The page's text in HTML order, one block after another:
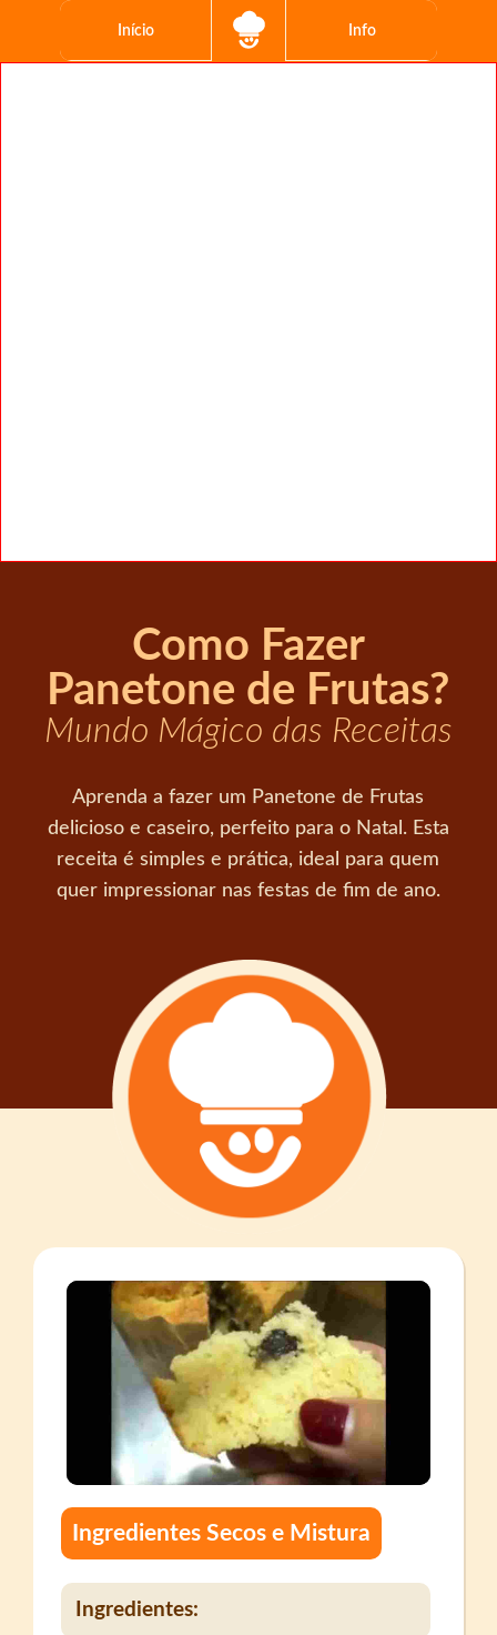
Início Info
Como Fazer
Panetone de Frutas?
Mundo Mágico das Receitas
Aprenda a fazer um Panetone de Frutas
delicioso e caseiro, perfeito para o Natal. Esta
receita é simples e prática, ideal para quem
quer impressionar nas festas de fim de ano.
Ingredientes Secos e Mistura
Ingredientes: